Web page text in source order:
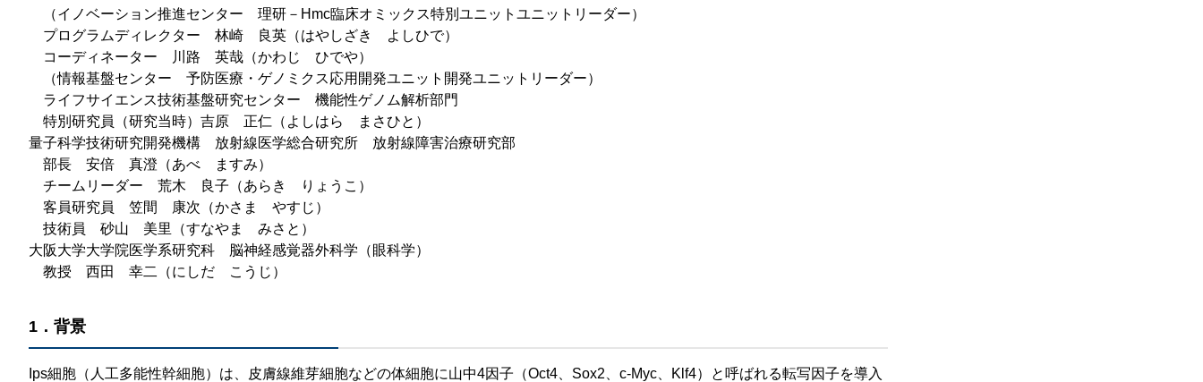
（イノベーション推進センター 理研－Hmc臨床オミックス特別ユニットユニットリーダー）
プログラムディレクター 林崎 良英（はやしざき よしひで）
コーディネーター 川路 英哉（かわじ ひでや）
（情報基盤センター 予防医療・ゲノミクス応用開発ユニット開発ユニットリーダー）
ライフサイエンス技術基盤研究センター 機能性ゲノム解析部門
特別研究員（研究当時）吉原 正仁（よしはら まさひと）
量子科学技術研究開発機構 放射線医学総合研究所 放射線障害治療研究部
部長 安倍 真澄（あべ ますみ）
チームリーダー 荒木 良子（あらき りょうこ）
客員研究員 笠間 康次（かさま やすじ）
技術員 砂山 美里（すなやま みさと）
大阪大学大学院医学系研究科 脳神経感覚器外科学（眼科学）
教授 西田 幸二（にしだ こうじ）
1．背景
Ips細胞（人工多能性幹細胞）は、皮膚線維芽細胞などの体細胞に山中4因子（Oct4、Sox2、c-Myc、Klf4）と呼ばれる転写因子を導入